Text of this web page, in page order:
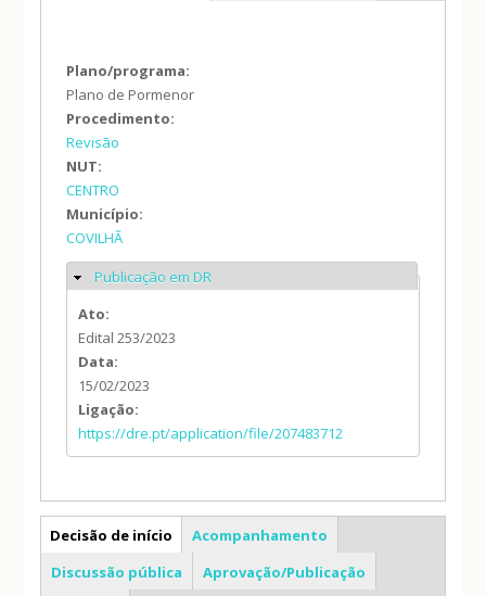
Plano/programa:
Plano de Pormenor
Procedimento:
Revisão
NUT:
CENTRO
Município:
COVILHÃ
Ocultar
Publicação em DR
Ato:
Edital 253/2023
Data:
15/02/2023
Ligação:
https://dre.pt/application/file/207483712
PP
Decisão de início
Acompanhamento
Discussão pública
Aprovação/Publicação